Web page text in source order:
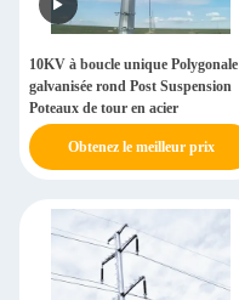
10KV à boucle unique Polygonale
galvanisée rond Post Suspension
Poteaux de tour en acier
Obtenez le meilleur prix